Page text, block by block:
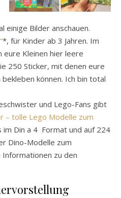
einige Bilder anschauen.
*, für Kinder ab 3 Jahren. Im
eure Kleinen hier leere
250 Sticker, mit denen eure
können. Ich bin total
und Lego-Fans gibt
– tolle Lego Modelle zum
im Din a 4 Format und auf 224
Dino-Modelle zum
Informationen zu den